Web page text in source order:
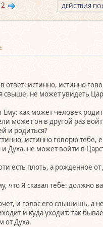
2 ДЕЙСТВИЯ
ответ: истинно, истинно
свыше, не может увидеть
как может человек
может он в другой раз
и родиться?
истинно говорю тебе,
и Духа, не может войти в
есть плоть, а рожденное от
что Я сказал тебе: должно
и голос его слышишь, а не
и куда уходит: так
от Духа.